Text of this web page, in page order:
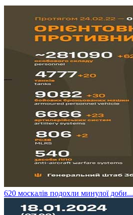
​620 москалів подохли минулої доби...